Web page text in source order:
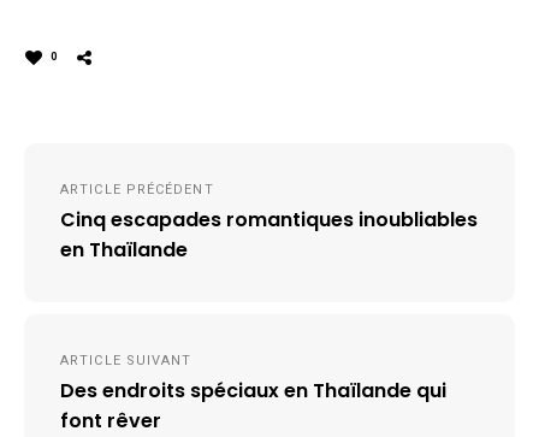
0
l’article
ARTICLE PRÉCÉDENT
Cinq escapades romantiques inoubliables
en Thaïlande
ARTICLE SUIVANT
Des endroits spéciaux en Thaïlande qui
font rêver